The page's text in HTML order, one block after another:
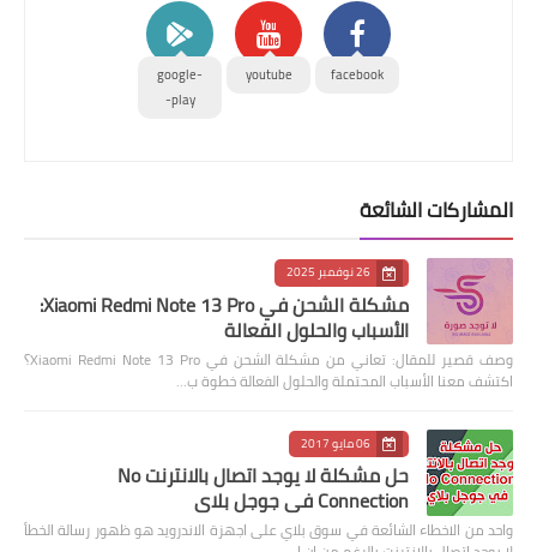
facebook
youtube
google-
play-
المشاركات الشائعة
26 نوفمبر 2025
مشكلة الشحن في Xiaomi Redmi Note 13 Pro:
الأسباب والحلول الفعالة
وصف قصير للمقال: تعاني من مشكلة الشحن في Xiaomi Redmi Note 13 Pro؟
اكتشف معنا الأسباب المحتملة والحلول الفعالة خطوة ب…
06 مايو 2017
حل مشكلة لا يوجد اتصال بالانترنت No
Connection في جوجل بلاي
واحد من الاخطاء الشائعة في سوق بلاي على اجهزة الاندرويد هو ظهور رسالة الخطأ